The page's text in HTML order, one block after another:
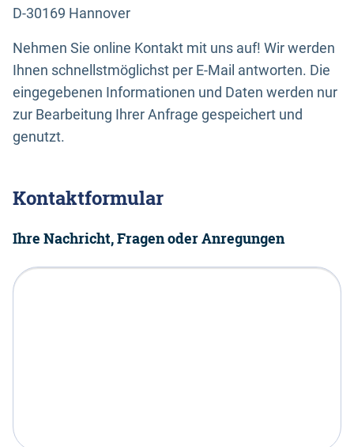
D-30169 Hannover
Nehmen Sie online Kontakt mit uns auf! Wir werden
Ihnen schnellstmöglichst per E-Mail antworten. Die
eingegebenen Informationen und Daten werden nur
zur Bearbeitung Ihrer Anfrage gespeichert und
genutzt.
Kontaktformular
Ihre Nachricht, Fragen oder Anregungen